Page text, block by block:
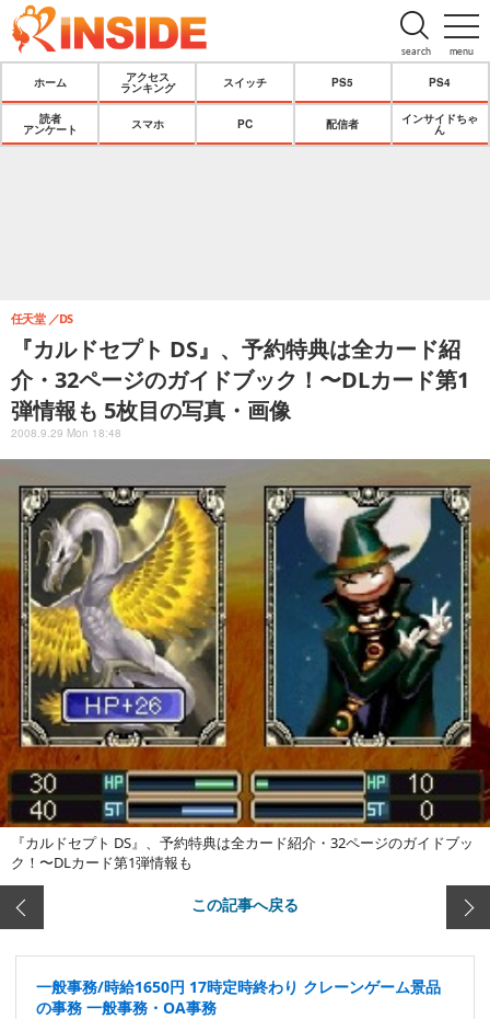
menu
search
ホーム
アクセス
ランキング
スイッチ PS5 PS4
読者
アンケート
スマホ PC 配信者
インサイドちゃ
ん
『カルドセプト DS』、予約特典は全カード紹
介・32ページのガイドブック！〜DLカード第1
弾情報も 5枚目の写真・画像
任天堂 DS
2008.9.29 Mon 18:48
『カルドセプト DS』、予約特典は全カード紹介・32ページのガイドブッ
ク！〜DLカード第1弾情報も
この記事へ戻る
一般事務/時給1650円 17時定時終わり クレーンゲーム景品
の事務 一般事務・OA事務